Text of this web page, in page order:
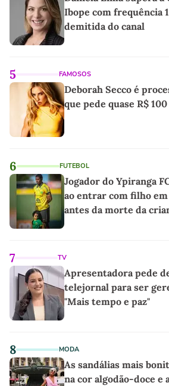
Ibope com frequência
demitida do canal
5 FAMOSOS
Deborah Secco é
que pede quase R$
6 FUTEBOL
Jogador do Ypiranga
ao entrar com filho em
antes da morte da
7 TV
Apresentadora pede
telejornal para ser
"Mais tempo e paz"
8 MODA
As sandálias mais
na cor algodão-doce e